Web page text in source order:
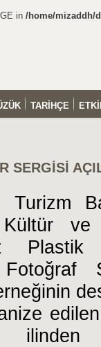
in /home/mizaddh/
TARİHÇE
SERGİSİ
ve